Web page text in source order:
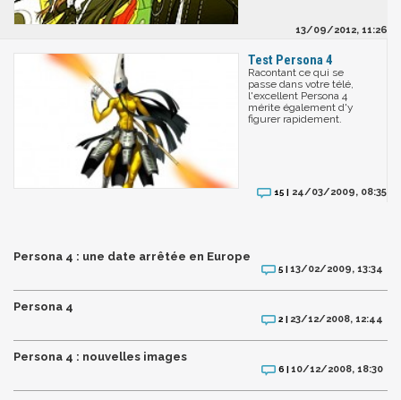
13/09/2012, 11:26
Test Persona 4
Racontant ce qui se
passe dans votre télé,
l'excellent Persona 4
mérite également d'y
figurer rapidement.
15 | 24/03/2009, 08:35
Persona 4 : une date arrêtée en Europe
5 |13/02/2009, 13:34
Persona 4
2 | 23/12/2008, 12:44
Persona 4 : nouvelles images
6 |10/12/2008, 18:30